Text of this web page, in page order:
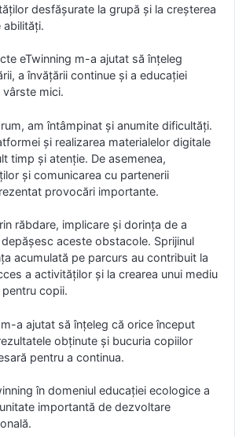
desfășurate la grupă și la creșterea
abilități.
eTwinning m-a ajutat să înțeleg
a învățării continue și a educației
mici.
am întâmpinat și anumite dificultăți.
și realizarea materialelor digitale
timp și atenție. De asemenea,
și comunicarea cu partenerii
provocări importante.
răbdare, implicare și dorința de a
aceste obstacole. Sprijinul
acumulată pe parcurs au contribuit la
a activităților și la crearea unui mediu
copii.
a ajutat să înțeleg că orice început
obținute și bucuria copiilor
pentru a continua.
în domeniul educației ecologice a
importantă de dezvoltare